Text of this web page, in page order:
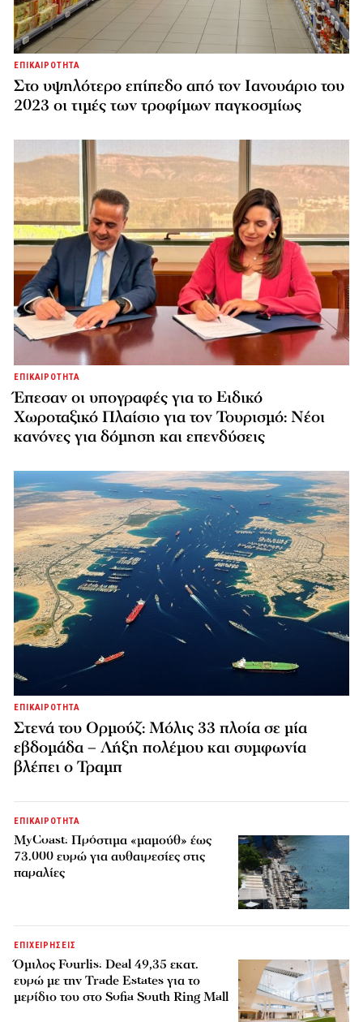
ΕΠΙΚΑΙΡΟΤΗΤΑ
Στο υψηλότερο επίπεδο από τον Ιανουάριο του
2023 οι τιμές των τροφίμων παγκοσμίως
ΕΠΙΚΑΙΡΟΤΗΤΑ
Έπεσαν οι υπογραφές για το Ειδικό
Χωροταξικό Πλαίσιο για τον Τουρισμό: Νέοι
κανόνες για δόμηση και επενδύσεις
ΕΠΙΚΑΙΡΟΤΗΤΑ
Στενά του Ορμούζ: Μόλις 33 πλοία σε μία
εβδομάδα – Λήξη πολέμου και συμφωνία
βλέπει ο Τραμπ
ΕΠΙΚΑΙΡΟΤΗΤΑ
MyCoast: Πρόστιμα «μαμούθ» έως
73.000 ευρώ για αυθαιρεσίες στις
παραλίες
ΕΠΙΧΕΙΡΗΣΕΙΣ
Όμιλος Fourlis: Deal 49,35 εκατ.
ευρώ με την Trade Estates για το
μερίδιο του στο Sofia South Ring Mall